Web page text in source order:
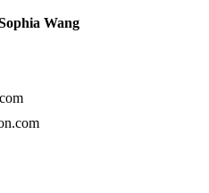
Wang